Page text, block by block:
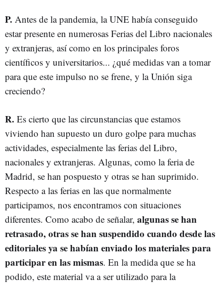
P. Antes de la pandemia, la UNE había conseguido
estar presente en numerosas Ferias del Libro nacionales
y extranjeras, así como en los principales foros
científicos y universitarios... ¿qué medidas van a tomar
para que este impulso no se frene, y la Unión siga
creciendo?
R. Es cierto que las circunstancias que estamos
viviendo han supuesto un duro golpe para muchas
actividades, especialmente las ferias del Libro,
nacionales y extranjeras. Algunas, como la feria de
Madrid, se han pospuesto y otras se han suprimido.
Respecto a las ferias en las que normalmente
participamos, nos encontramos con situaciones
diferentes. Como acabo de señalar, algunas se han
retrasado, otras se han suspendido cuando desde las
editoriales ya se habían enviado los materiales para
participar en las mismas. En la medida que se ha
podido, este material va a ser utilizado para la